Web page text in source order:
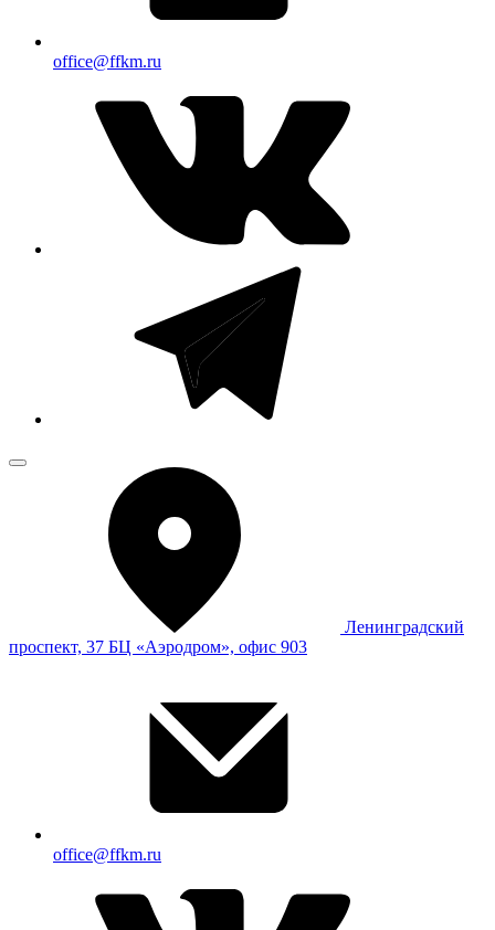
office@ffkm.ru
Ленинградский
проспект, 37 БЦ «Аэродром», офис 903
office@ffkm.ru